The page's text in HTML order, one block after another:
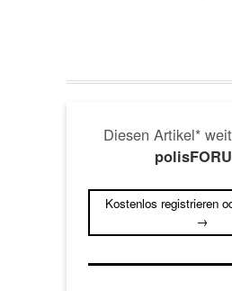
Diesen Artikel*
Kostenlos registrieren
→